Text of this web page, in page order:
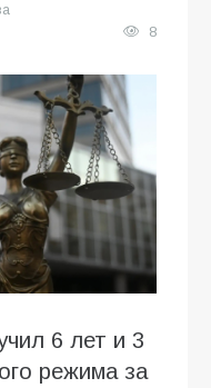
8
6 лет и 3
режима за